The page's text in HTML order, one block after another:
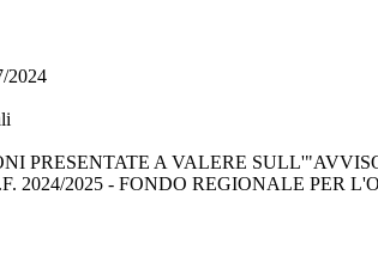
2024
PRESENTATE A VALERE
2024/2025 - FONDO REGIONALE PER